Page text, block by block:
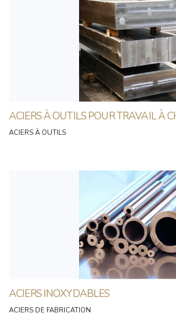
ACIERS À OUTILS POUR TRAVAIL À
ACIERS À OUTILS
ACIERS INOXYDABLES
ACIERS DE FABRICATION